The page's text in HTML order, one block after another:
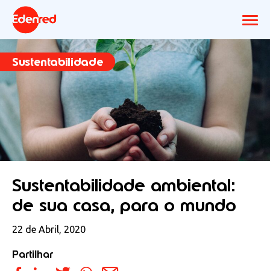
Sustentabilidade
Sustentabilidade ambiental:
de sua casa, para o mundo
22 de Abril, 2020
Partilhar